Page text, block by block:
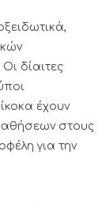
δίαιτες
έχουν
στους
για την